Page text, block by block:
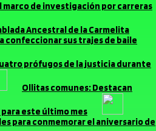
marco de investigación por carreras
Ancestral de la Carmelita
confeccionar sus trajes de baile
prófugos de la justicia durante
Ollitas comunes: Destacan
este último mes
para conmemorar el aniversario de